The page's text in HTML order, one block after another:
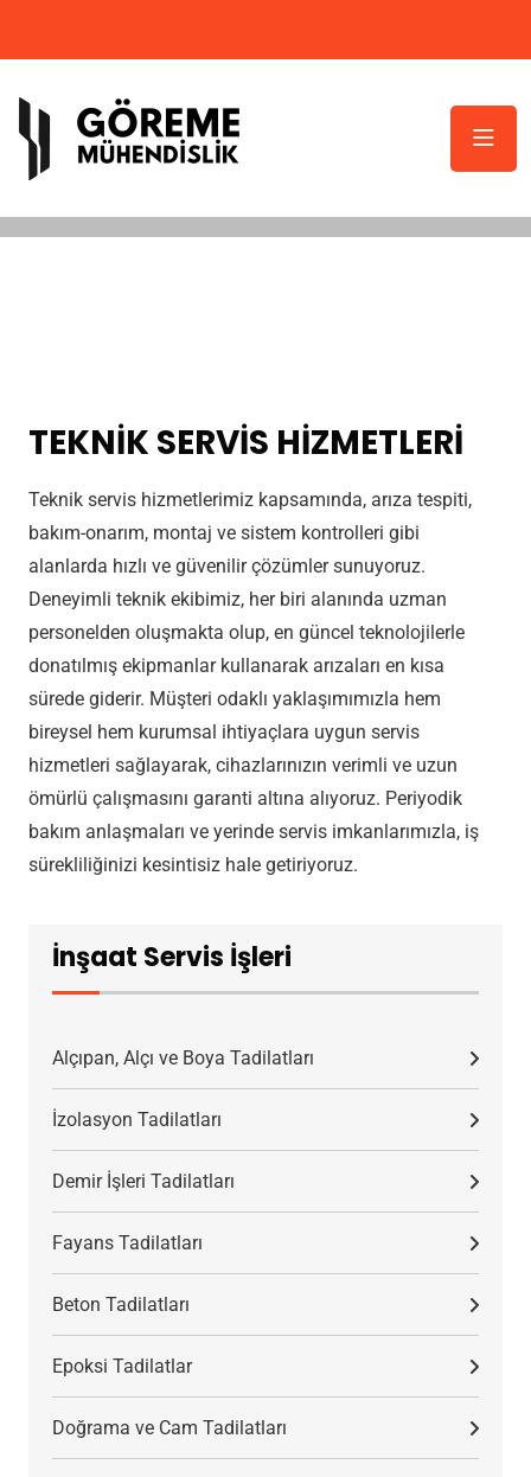
TEKNİK SERVİS HİZMETLERİ
Teknik servis hizmetlerimiz kapsamında, arıza tespiti,
bakım-onarım, montaj ve sistem kontrolleri gibi
alanlarda hızlı ve güvenilir çözümler sunuyoruz.
Deneyimli teknik ekibimiz, her biri alanında uzman
personelden oluşmakta olup, en güncel teknolojilerle
donatılmış ekipmanlar kullanarak arızaları en kısa
sürede giderir. Müşteri odaklı yaklaşımımızla hem
bireysel hem kurumsal ihtiyaçlara uygun servis
hizmetleri sağlayarak, cihazlarınızın verimli ve uzun
ömürlü çalışmasını garanti altına alıyoruz. Periyodik
bakım anlaşmaları ve yerinde servis imkanlarımızla, iş
sürekliliğinizi kesintisiz hale getiriyoruz.
İnşaat Servis İşleri
Alçıpan, Alçı ve Boya Tadilatları
İzolasyon Tadilatları
Demir İşleri Tadilatları
Fayans Tadilatları
Beton Tadilatları
Epoksi Tadilatlar
Doğrama ve Cam Tadilatları